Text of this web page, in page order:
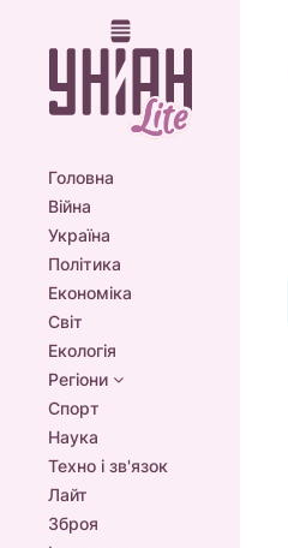
Головна
Війна
Україна
Політика
Економіка
Світ
Екологія
Регіони
Спорт
Наука
Техно і зв'язок
Лайт
Зброя